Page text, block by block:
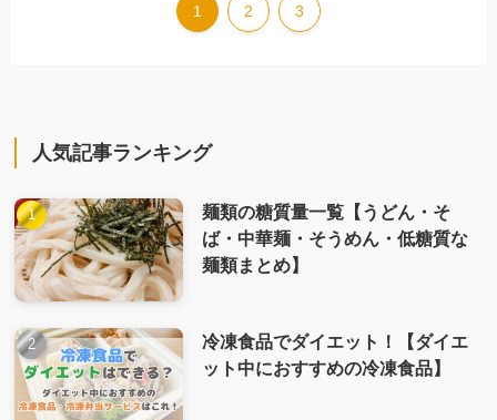
1 2 3
人気記事ランキング
麺類の糖質量一覧【うどん・そ
ば・中華麺・そうめん・低糖質な
麺類まとめ】
冷凍食品でダイエット！【ダイエ
ット中におすすめの冷凍食品】